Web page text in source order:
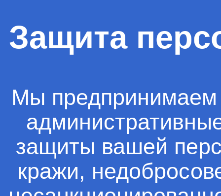
Защита
Мы предпринимаем
защиты вашей
кражи,